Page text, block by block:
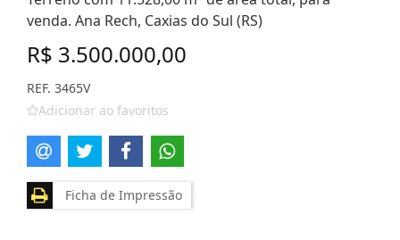
venda. Ana Rech, Caxias do Sul (RS)
R$ 3.500.000,00
REF. 3465V
Adicionar ao favoritos
Ficha de Impressão